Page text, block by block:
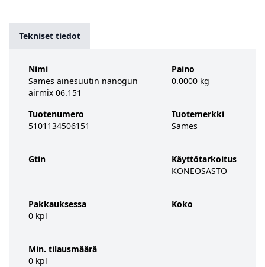
Tekniset tiedot
Nimi
Sames ainesuutin nanogun
airmix 06.151
Tuotenumero
5101134506151
Gtin
Pakkauksessa
0 kpl
Min. tilausmäärä
0 kpl
Paino
0.0000 kg
Tuotemerkki
Sames
Käyttötarkoitus
KONEOSASTO
Koko